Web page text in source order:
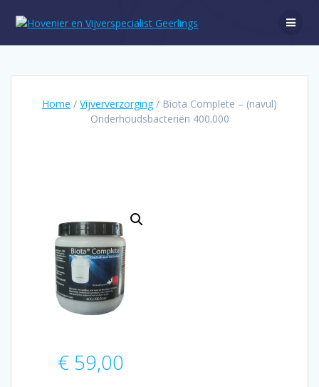
naar
Home / Vijververzorging/ Biota Complete – (navul)
Onderhoudsbacteriën 400.000
€59,00